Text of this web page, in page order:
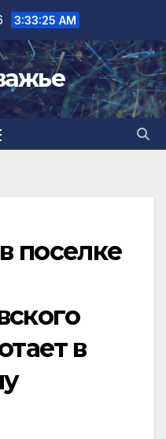
3:33:25 AM
поселке
в